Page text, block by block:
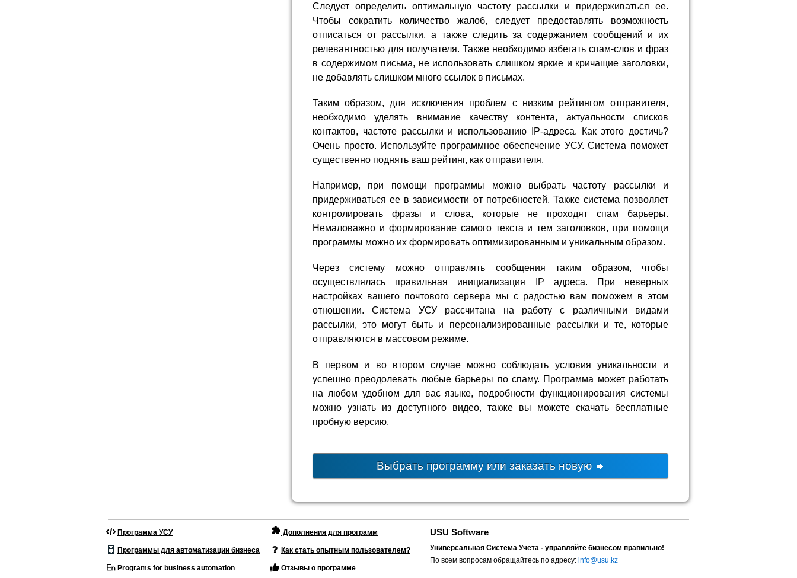
Следует определить оптимальную частоту рассылки и придерживаться ее.
Чтобы сократить количество жалоб, следует предоставлять возможность
отписаться от рассылки, а также следить за содержанием сообщений и их
релевантностью для получателя. Также необходимо избегать спам-слов и фраз
в содержимом письма, не использовать слишком яркие и кричащие заголовки,
не добавлять слишком много ссылок в письмах.
Таким образом, для исключения проблем с низким рейтингом отправителя,
необходимо уделять внимание качеству контента, актуальности списков
контактов, частоте рассылки и использованию IP-адреса. Как этого достичь?
Очень просто. Используйте программное обеспечение УСУ. Система поможет
существенно поднять ваш рейтинг, как отправителя.
Например, при помощи программы можно выбрать частоту рассылки и
придерживаться ее в зависимости от потребностей. Также система позволяет
контролировать фразы и слова, которые не проходят спам барьеры.
Немаловажно и формирование самого текста и тем заголовков, при помощи
программы можно их формировать оптимизированным и уникальным образом.
Через систему можно отправлять сообщения таким образом, чтобы
осуществлялась правильная инициализация IP адреса. При неверных
настройках вашего почтового сервера мы с радостью вам поможем в этом
отношении. Система УСУ рассчитана на работу с различными видами
рассылки, это могут быть и персонализированные рассылки и те, которые
отправляются в массовом режиме.
В первом и во втором случае можно соблюдать условия уникальности и
успешно преодолевать любые барьеры по спаму. Программа может работать
на любом удобном для вас языке, подробности функционирования системы
можно узнать из доступного видео, также вы можете скачать бесплатные
пробную версию.
Выбрать программу или заказать новую
Программа УСУ
Программы для автоматизации бизнеса
Programs for business automation
Дополнения для программ
Как стать опытным пользователем?
Отзывы о программе
USU Software
Универсальная Система Учета - управляйте бизнесом правильно!
По всем вопросам обращайтесь по адресу: info@usu.kz